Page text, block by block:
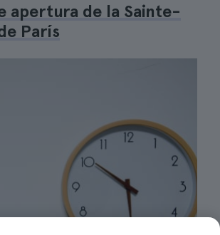
apertura de la Sainte-
París